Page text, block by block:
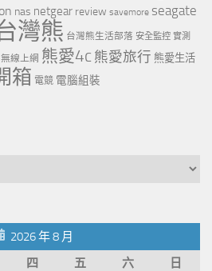
nas netgear review savemore seagate
灣熊 台灣熊生活部落 安全監控 實測
無線上網 熊愛4c熊愛旅行 熊愛生活
箱 電競 電腦組裝
2026 年 8 月
四 五 六
日